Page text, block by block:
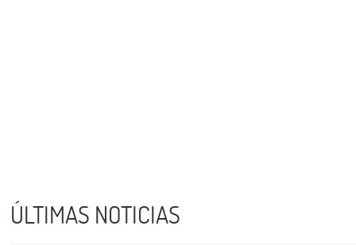
ÚLTIMAS NOTICIAS